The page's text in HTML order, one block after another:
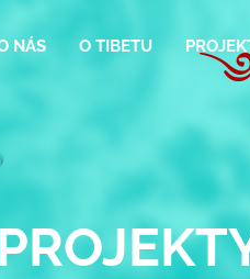
NÁS O TIBETU